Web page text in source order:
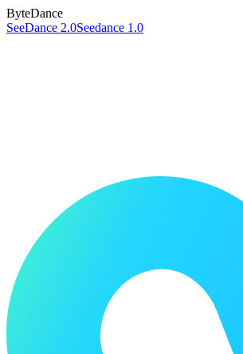
ByteDance
SeeDance 2.0Seedance 1.0